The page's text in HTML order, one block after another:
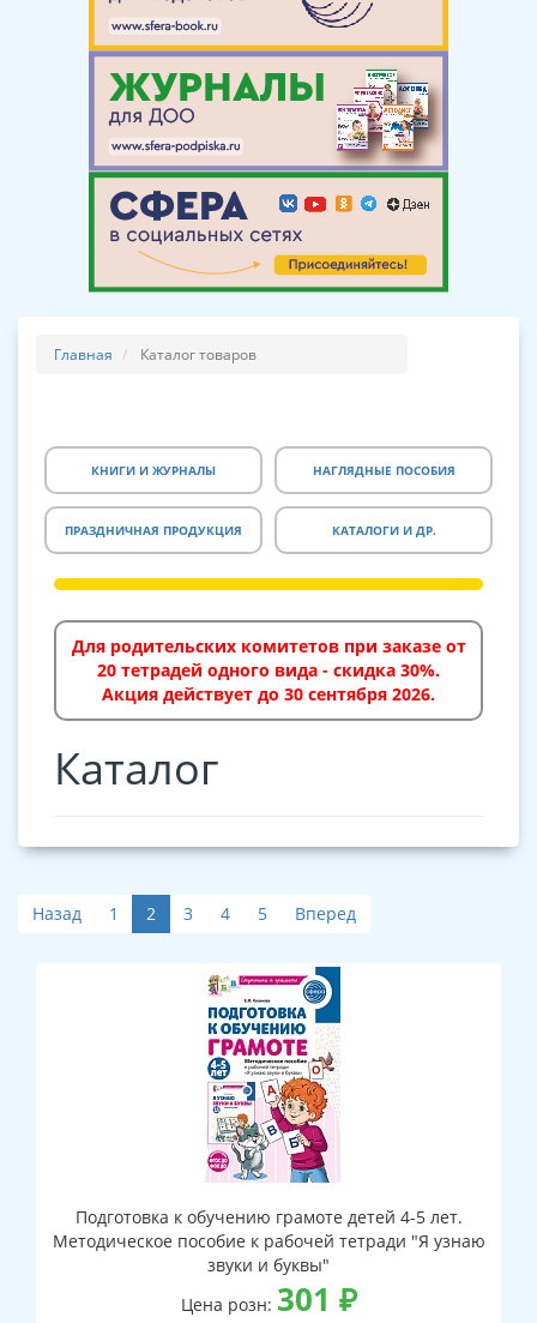
Главная Каталог товаров
КНИГИ И ЖУРНАЛЫ НАГЛЯДНЫЕ ПОСОБИЯ
ПРАЗДНИЧНАЯ ПРОДУКЦИЯ КАТАЛОГИ И ДР.
Для родительских комитетов при заказе от
20 тетрадей одного вида - скидка 30%.
Акция действует до 30 сентября 2026.
Каталог
Назад 1 2 3 4 5 Вперед
Подготовка к обучению грамоте детей 4-5 лет.
Методическое пособие к рабочей тетради "Я узнаю
звуки и буквы"
Цена розн: 301 ₽